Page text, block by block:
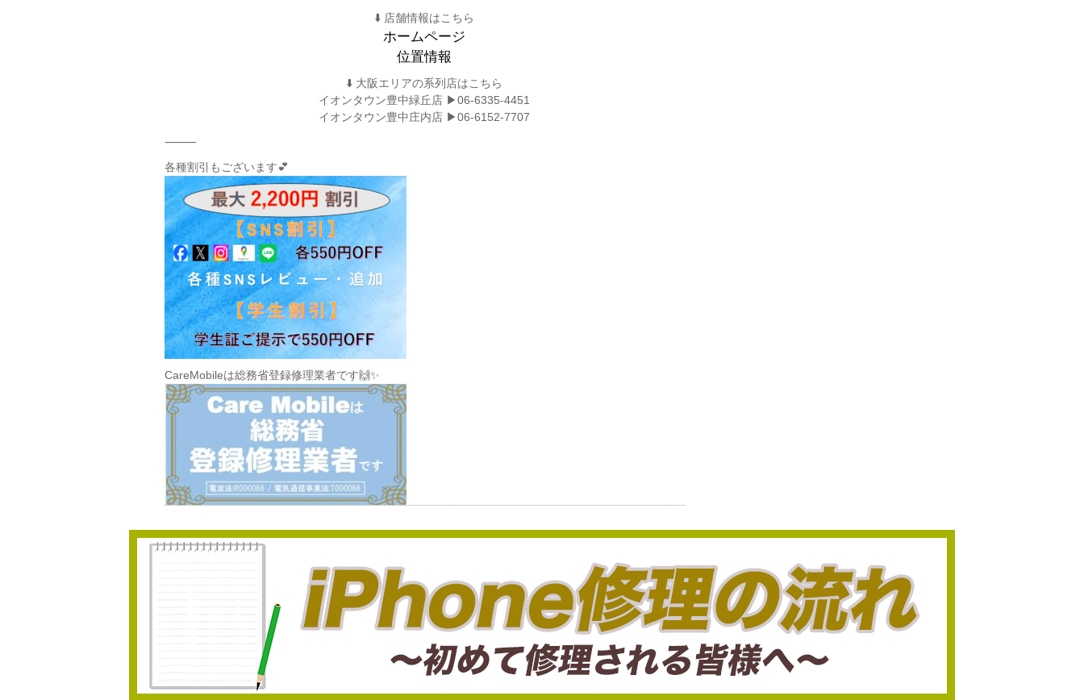
⬇️ 店舗情報はこちら
ホームページ
位置情報
⬇️ 大阪エリアの系列店はこちら
イオンタウン豊中緑丘店 ▶︎06-6335-4451
イオンタウン豊中庄内店 ▶︎06-6152-7707
⸻
各種割引もございます💕
CareMobileは総務省登録修理業者です🙌✨